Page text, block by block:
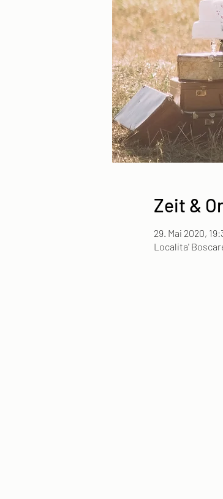
Zeit &
29. Mai 2020,
Localita'